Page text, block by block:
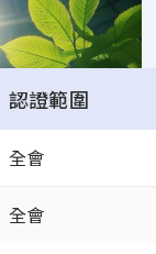
認證範圍
全會
全會